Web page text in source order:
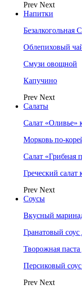
Prev Next
Напитки
Безалкогольная
Облепиховый
Смузи овощной
Капучино
Prev Next
Салаты
Салат «Оливье»
Морковь по-
Салат «Грибная
Греческий салат
Prev Next
Соусы
Вкусный
Гранатовый
Творожная паста
Персиковый
Prev Next